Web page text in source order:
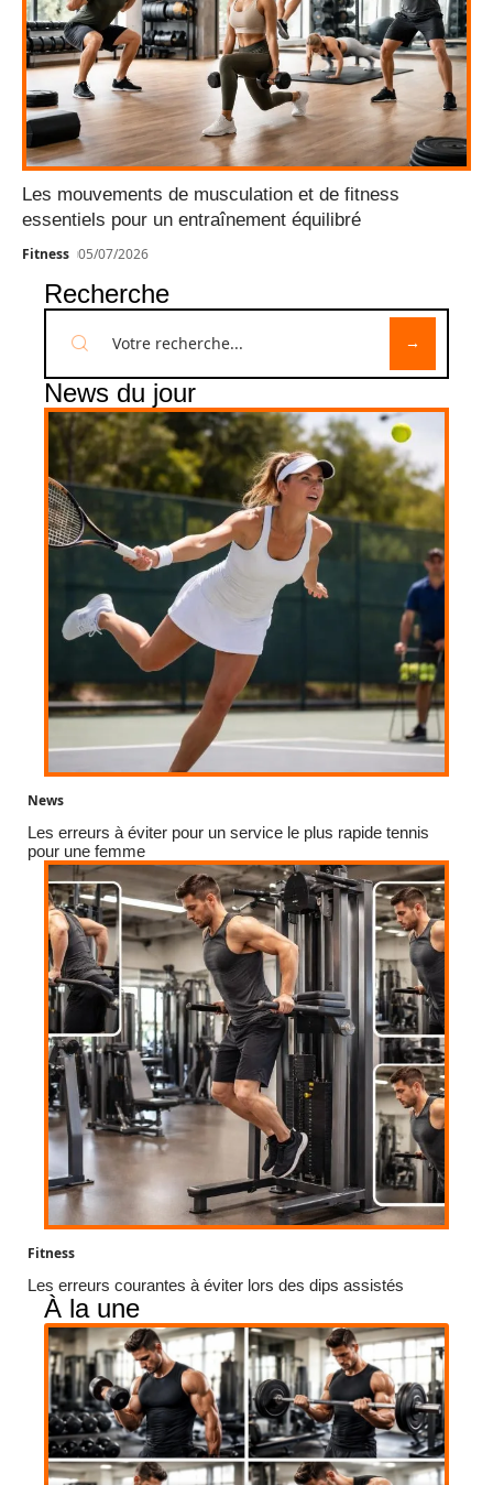
Les mouvements de musculation et de fitness
essentiels pour un entraînement équilibré
Fitness 05/07/2026
Recherche
News du jour
News
Les erreurs à éviter pour un service le plus rapide tennis
pour une femme
Fitness
Les erreurs courantes à éviter lors des dips assistés
À la une